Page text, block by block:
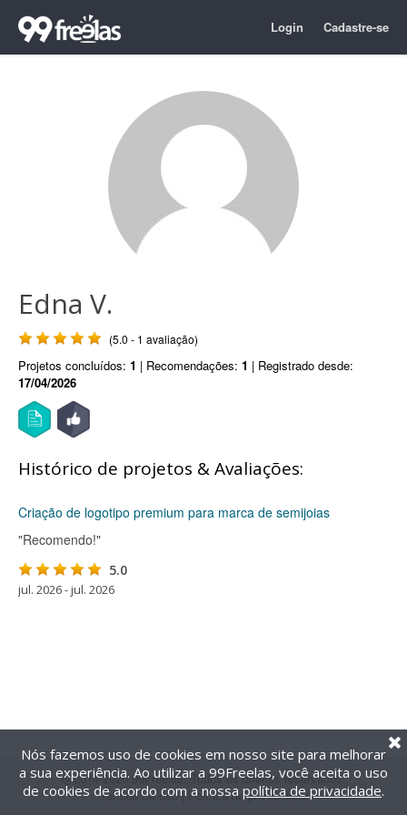
Login Cadastre-se
Edna V.
(5.0 - 1 avaliação)
Projetos concluídos: 1 | Recomendações: 1 | Registrado desde:
17/04/2026
Histórico de projetos & Avaliações:
Criação de logotipo premium para marca de semijoias
"Recomendo!"
5.0
jul. 2026 - jul. 2026
@2014-2026 99Freelas. Todos os direitos reservados.
Termos de uso| Política de privacidade
Nós fazemos uso de cookies em nosso site para melhorar
a sua experiência. Ao utilizar a 99Freelas, você aceita o uso
de cookies de acordo com a nossa política de privacidade.